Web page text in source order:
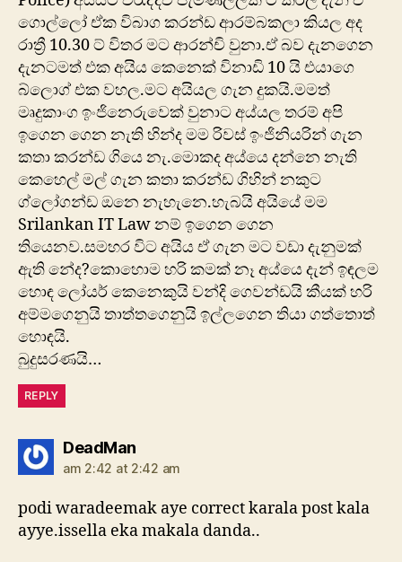
ගොල්ලෝ ඒක විබාග කරන්ඩ ආරම්බකලා කියල අද
රාත්‍රී 10.30 ට් විතර මට ආරන්චි වුනා.ඒ බව දැනගෙන
දැනටමත් එක අයිය කෙනෙක් විනාඩි 10 යි එයාගෙ
බ්ලොග් එක වහල.මට අයියල ගැන දුකයි.මමත්
මෘදුකාංග ඉංජිනෙරුවෙක් වුනාට අය්යල තරම් අපි
ඉගෙන ගෙන නැති හින්ද මම රිවස් ඉංජිනියරින් ගැන
කතා කරන්ඩ ගියෙ නැ.මොකද අය්යෙ දන්නෙ නැති
කෙහෙල් මල් ගැන කතා කරන්ඩ ගිහින් නකුට
ග්ලෝගන්ඩ ඔනෙ නැහැනෙ.හැබයි අයියේ මම
Srilankan IT Law නම් ඉගෙන ගෙන
තියෙනව.සමහර විට අයිය ඒ ගැන මට වඩා දැනුමක්
ඇති නේද?කොහොම හරි කමක් නෑ අය්යෙ දැන් ඉඳලම
හොඳ ලෝයර් කෙනෙකුයි වන්දි ගෙවන්ඩයි කීයක් හරි
අම්මගෙනුයි තාත්තගෙනුයි ඉල්ලගෙන තියා ගත්තොත්
හොඳයි.
බුදුසරණයි…
REPLY
DeadMansays:
am 2:42 at 2:42 am
podi waradeemak aye correct karala post kala
ayye.issella eka makala danda..